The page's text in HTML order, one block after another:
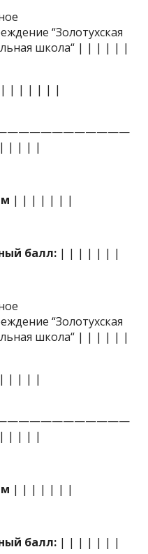
“Золотухская
школа“ | | | | | |
| | | | | | |
| | | |
| | | | | | |
балл: | | | | | | |
“Золотухская
школа“ | | | | | |
| | | |
| | | |
| | | | | | |
балл: | | | | | | |